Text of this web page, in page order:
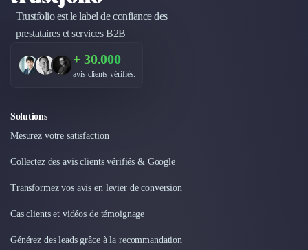
Trustfolio est le label de confiance des
prestataires et services B2B
+ 30.000
avis clients vérifiés.
Solutions
Mesurez votre satisfaction
Collectez des avis clients vérifiés & Google
Transformez vos avis en levier de conversion
Cas clients et vidéos de témoignage
Générez des leads grâce à la recommandation